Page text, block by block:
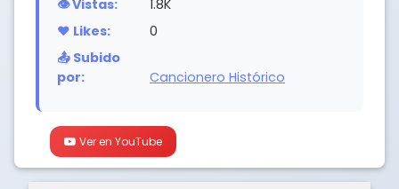
👁️ Vistas:
1.8K
❤️ Likes:
0
📤 Subido
por:
Cancionero Histórico
Ver en YouTube